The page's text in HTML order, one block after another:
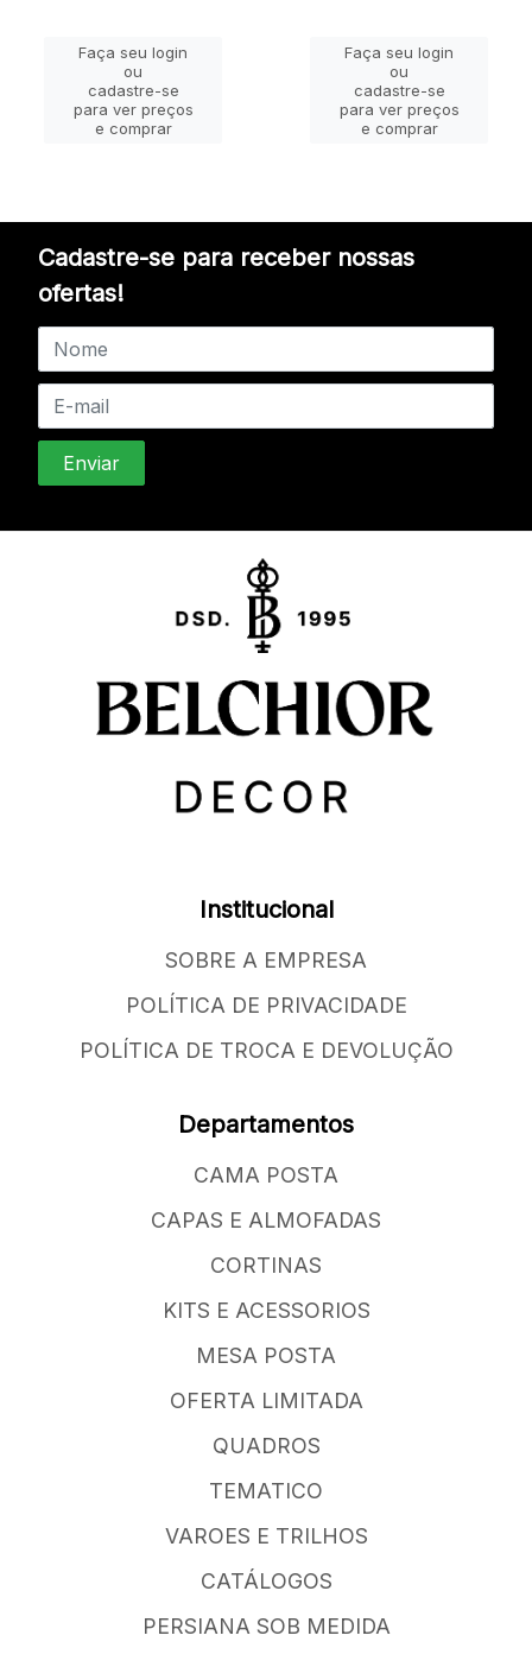
Faça seu login
ou
cadastre-se
para ver preços
e comprar
Faça seu login
ou
cadastre-se
para ver preços
e comprar
Cadastre-se para receber nossas
ofertas!
Institucional
SOBRE A EMPRESA
POLÍTICA DE PRIVACIDADE
POLÍTICA DE TROCA E DEVOLUÇÃO
Departamentos
CAMA POSTA
CAPAS E ALMOFADAS
CORTINAS
KITS E ACESSORIOS
MESA POSTA
OFERTA LIMITADA
QUADROS
TEMATICO
VAROES E TRILHOS
CATÁLOGOS
PERSIANA SOB MEDIDA